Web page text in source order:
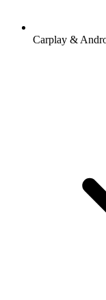
Carplay &